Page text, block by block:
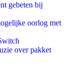
gebeten bij
oorlog met
over pakket